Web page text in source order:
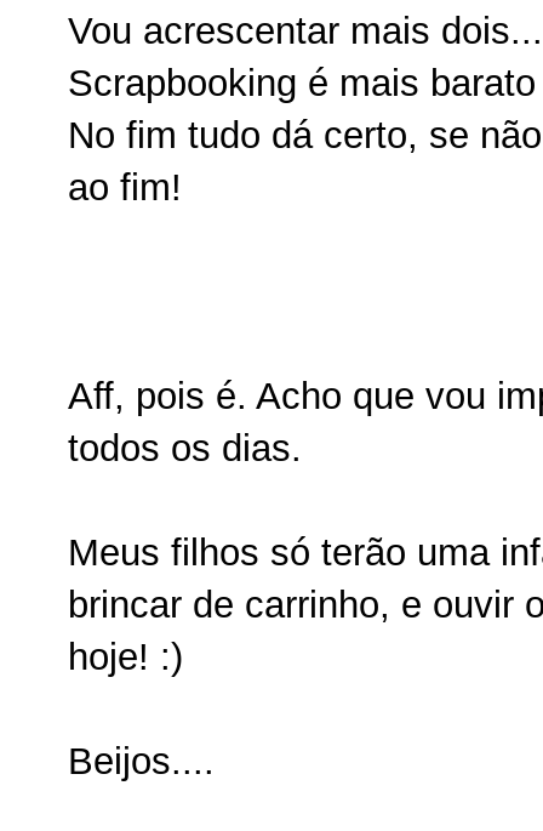
Vou acrescentar mais dois...
Scrapbooking é mais
No fim tudo dá certo, se
ao fim!
Aff, pois é. Acho que vou
todos os dias.
Meus filhos só terão uma
brincar de carrinho, e ouvir
hoje! :)
Beijos....